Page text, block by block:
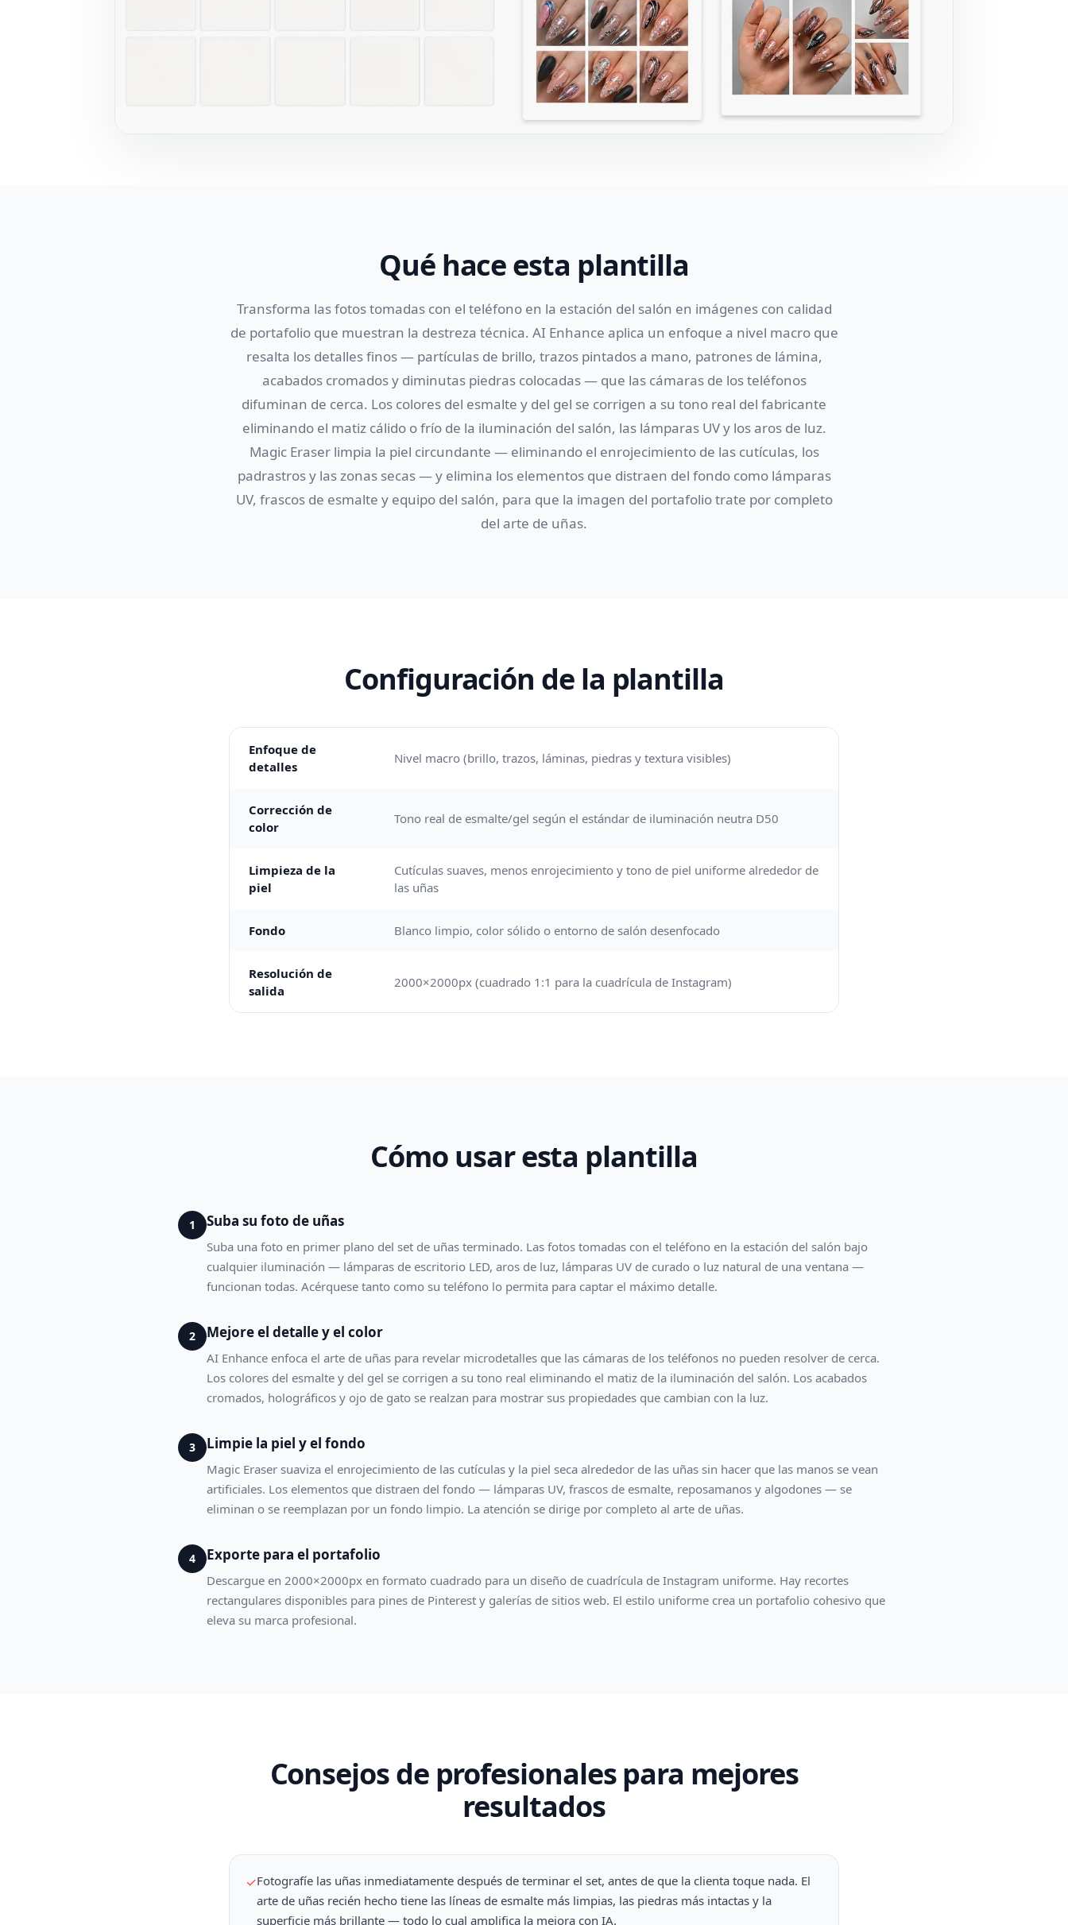
Qué hace esta plantilla
Transforma las fotos tomadas con el teléfono en la estación del salón en imágenes con calidad
de portafolio que muestran la destreza técnica. AI Enhance aplica un enfoque a nivel macro que
resalta los detalles finos — partículas de brillo, trazos pintados a mano, patrones de lámina,
acabados cromados y diminutas piedras colocadas — que las cámaras de los teléfonos
difuminan de cerca. Los colores del esmalte y del gel se corrigen a su tono real del fabricante
eliminando el matiz cálido o frío de la iluminación del salón, las lámparas UV y los aros de luz.
Magic Eraser limpia la piel circundante — eliminando el enrojecimiento de las cutículas, los
padrastros y las zonas secas — y elimina los elementos que distraen del fondo como lámparas
UV, frascos de esmalte y equipo del salón, para que la imagen del portafolio trate por completo
del arte de uñas.
Configuración de la plantilla
Enfoque de
detalles
Nivel macro (brillo, trazos, láminas, piedras y textura visibles)
Corrección de
color
Tono real de esmalte/gel según el estándar de iluminación neutra D50
Limpieza de la
piel
Cutículas suaves, menos enrojecimiento y tono de piel uniforme alrededor de
las uñas
Fondo Blanco limpio, color sólido o entorno de salón desenfocado
Resolución de
salida
2000×2000px (cuadrado 1:1 para la cuadrícula de Instagram)
Cómo usar esta plantilla
1 Suba su foto de uñas
Suba una foto en primer plano del set de uñas terminado. Las fotos tomadas con el teléfono en la estación del salón bajo
cualquier iluminación — lámparas de escritorio LED, aros de luz, lámparas UV de curado o luz natural de una ventana —
funcionan todas. Acérquese tanto como su teléfono lo permita para captar el máximo detalle.
2 Mejore el detalle y el color
AI Enhance enfoca el arte de uñas para revelar microdetalles que las cámaras de los teléfonos no pueden resolver de cerca.
Los colores del esmalte y del gel se corrigen a su tono real eliminando el matiz de la iluminación del salón. Los acabados
cromados, holográficos y ojo de gato se realzan para mostrar sus propiedades que cambian con la luz.
3 Limpie la piel y el fondo
Magic Eraser suaviza el enrojecimiento de las cutículas y la piel seca alrededor de las uñas sin hacer que las manos se vean
artificiales. Los elementos que distraen del fondo — lámparas UV, frascos de esmalte, reposamanos y algodones — se
eliminan o se reemplazan por un fondo limpio. La atención se dirige por completo al arte de uñas.
4 Exporte para el portafolio
Descargue en 2000×2000px en formato cuadrado para un diseño de cuadrícula de Instagram uniforme. Hay recortes
rectangulares disponibles para pines de Pinterest y galerías de sitios web. El estilo uniforme crea un portafolio cohesivo que
eleva su marca profesional.
Consejos de profesionales para mejores
resultados
✓Fotografíe las uñas inmediatamente después de terminar el set, antes de que la clienta toque nada. El
arte de uñas recién hecho tiene las líneas de esmalte más limpias, las piedras más intactas y la
superficie más brillante — todo lo cual amplifica la mejora con IA.